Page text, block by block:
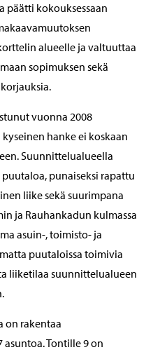
päätti kokouksessaan
alueelle ja valtuuttaa
sopimuksen sekä
vuonna 2008
hanke ei koskaan
Suunnittelualueella
punaiseksi rapattu
liike sekä suurimpana
ja Rauhankadun kulmassa
asuin-, toimisto- ja
puutaloissa toimivia
liiketilaa suunnittelualueen
on rakentaa
Tontille 9 on